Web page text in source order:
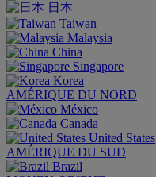
日本
Taiwan
Malaysia
China
Singapore
Korea
AMÉRIQUE DU NORD
México
Canada
United States
AMÉRIQUE DU SUD
Brazil